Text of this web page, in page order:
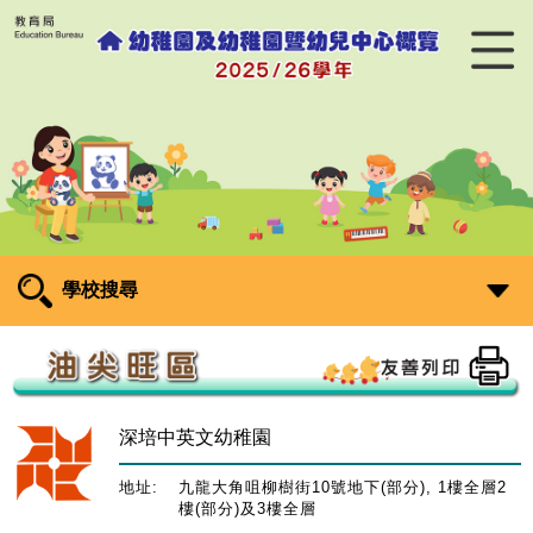
學校搜尋
深培中英文幼稚園
地址:
九龍大角咀柳樹街10號地下(部分), 1樓全層2
樓(部分)及3樓全層